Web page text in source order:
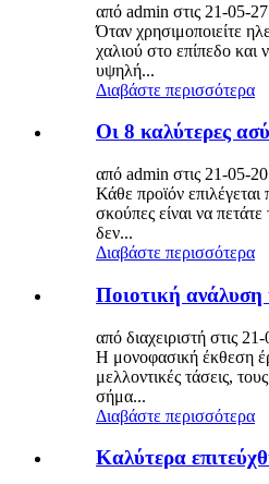
από admin στις 21-05-27
Όταν χρησιμοποιείτε
χαλιού στο επίπεδο και
υψηλή...
Διαβάστε περισσότερα
Οι 8 καλύτερες
από admin στις 21-05-20
Κάθε προϊόν
σκούπες είναι να
δεν...
Διαβάστε περισσότερα
Ποιοτική
από διαχειριστή στις
Η μονοφασική έκθεση
μελλοντικές τάσεις,
σήμα...
Διαβάστε περισσότερα
Καλύτερα